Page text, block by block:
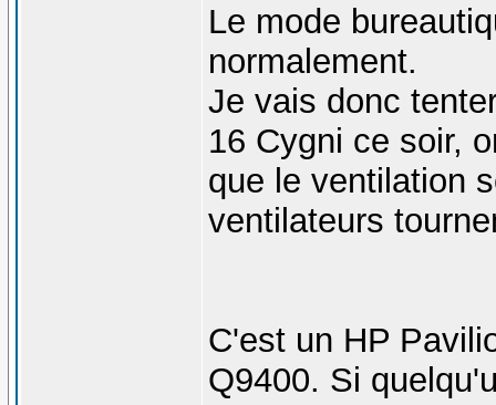
Le mode
normalement.
Je vais donc
16 Cygni ce soir,
que le ventilation
ventilateurs
C'est un HP
Q9400. Si